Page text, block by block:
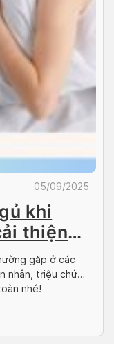
05/09/2025
khi
thiện
gặp ở các
nhân, triệu chứng
nhé!